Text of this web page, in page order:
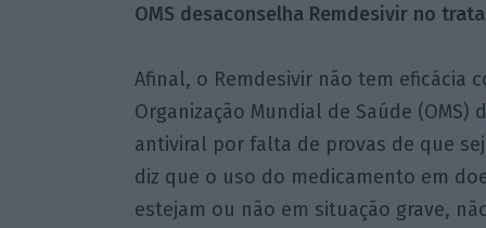
OMS desaconselha Remdesivir no
Afinal, o Remdesivir não tem eficácia
Organização Mundial de Saúde
antiviral por falta de provas de que
diz que o uso do medicamento em
estejam ou não em situação grave,